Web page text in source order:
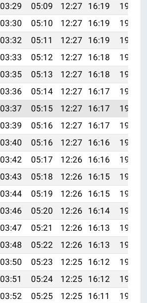
03:29 05:09 12:27 16:19
19:36
03:30 05:10 12:27 16:19
19:35
03:32 05:11 12:27 16:19
19:34
03:33 05:12 12:27 16:18
19:33
03:35 05:13 12:27 16:18
19:31
03:36 05:14 12:27 16:17
19:30
03:37 05:15 12:27 16:17
19:29
03:39 05:16 12:27 16:17
19:28
03:40 05:16 12:27 16:16
19:27
03:42 05:17 12:26 16:16
19:25
03:43 05:18 12:26 16:15
19:24
03:44 05:19 12:26 16:15
19:23
03:46 05:20 12:26 16:14
19:22
03:47 05:21 12:26 16:13
19:20
03:48 05:22 12:26 16:13
19:19
03:50 05:23 12:25 16:12
19:18
03:51 05:24 12:25 16:12
19:16
03:52 05:25 12:25 16:11
19:15